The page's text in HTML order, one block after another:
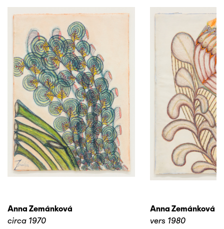
Anna Zemánková
circa 1970
Anna Zemánková
vers 1980